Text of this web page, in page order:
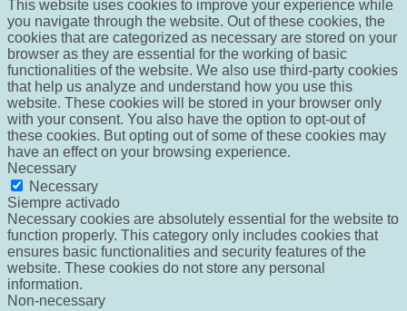
This website uses cookies to improve your experience while
you navigate through the website. Out of these cookies, the
cookies that are categorized as necessary are stored on your
browser as they are essential for the working of basic
functionalities of the website. We also use third-party cookies
that help us analyze and understand how you use this
website. These cookies will be stored in your browser only
with your consent. You also have the option to opt-out of
these cookies. But opting out of some of these cookies may
have an effect on your browsing experience.
Necessary
Necessary
Siempre activado
Necessary cookies are absolutely essential for the website to
function properly. This category only includes cookies that
ensures basic functionalities and security features of the
website. These cookies do not store any personal
information.
Non-necessary